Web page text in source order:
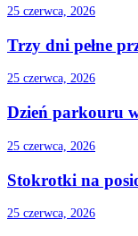
25 czerwca, 2026
Trzy dni pełne
25 czerwca, 2026
Dzień parkouru
25 czerwca, 2026
Stokrotki na
25 czerwca, 2026